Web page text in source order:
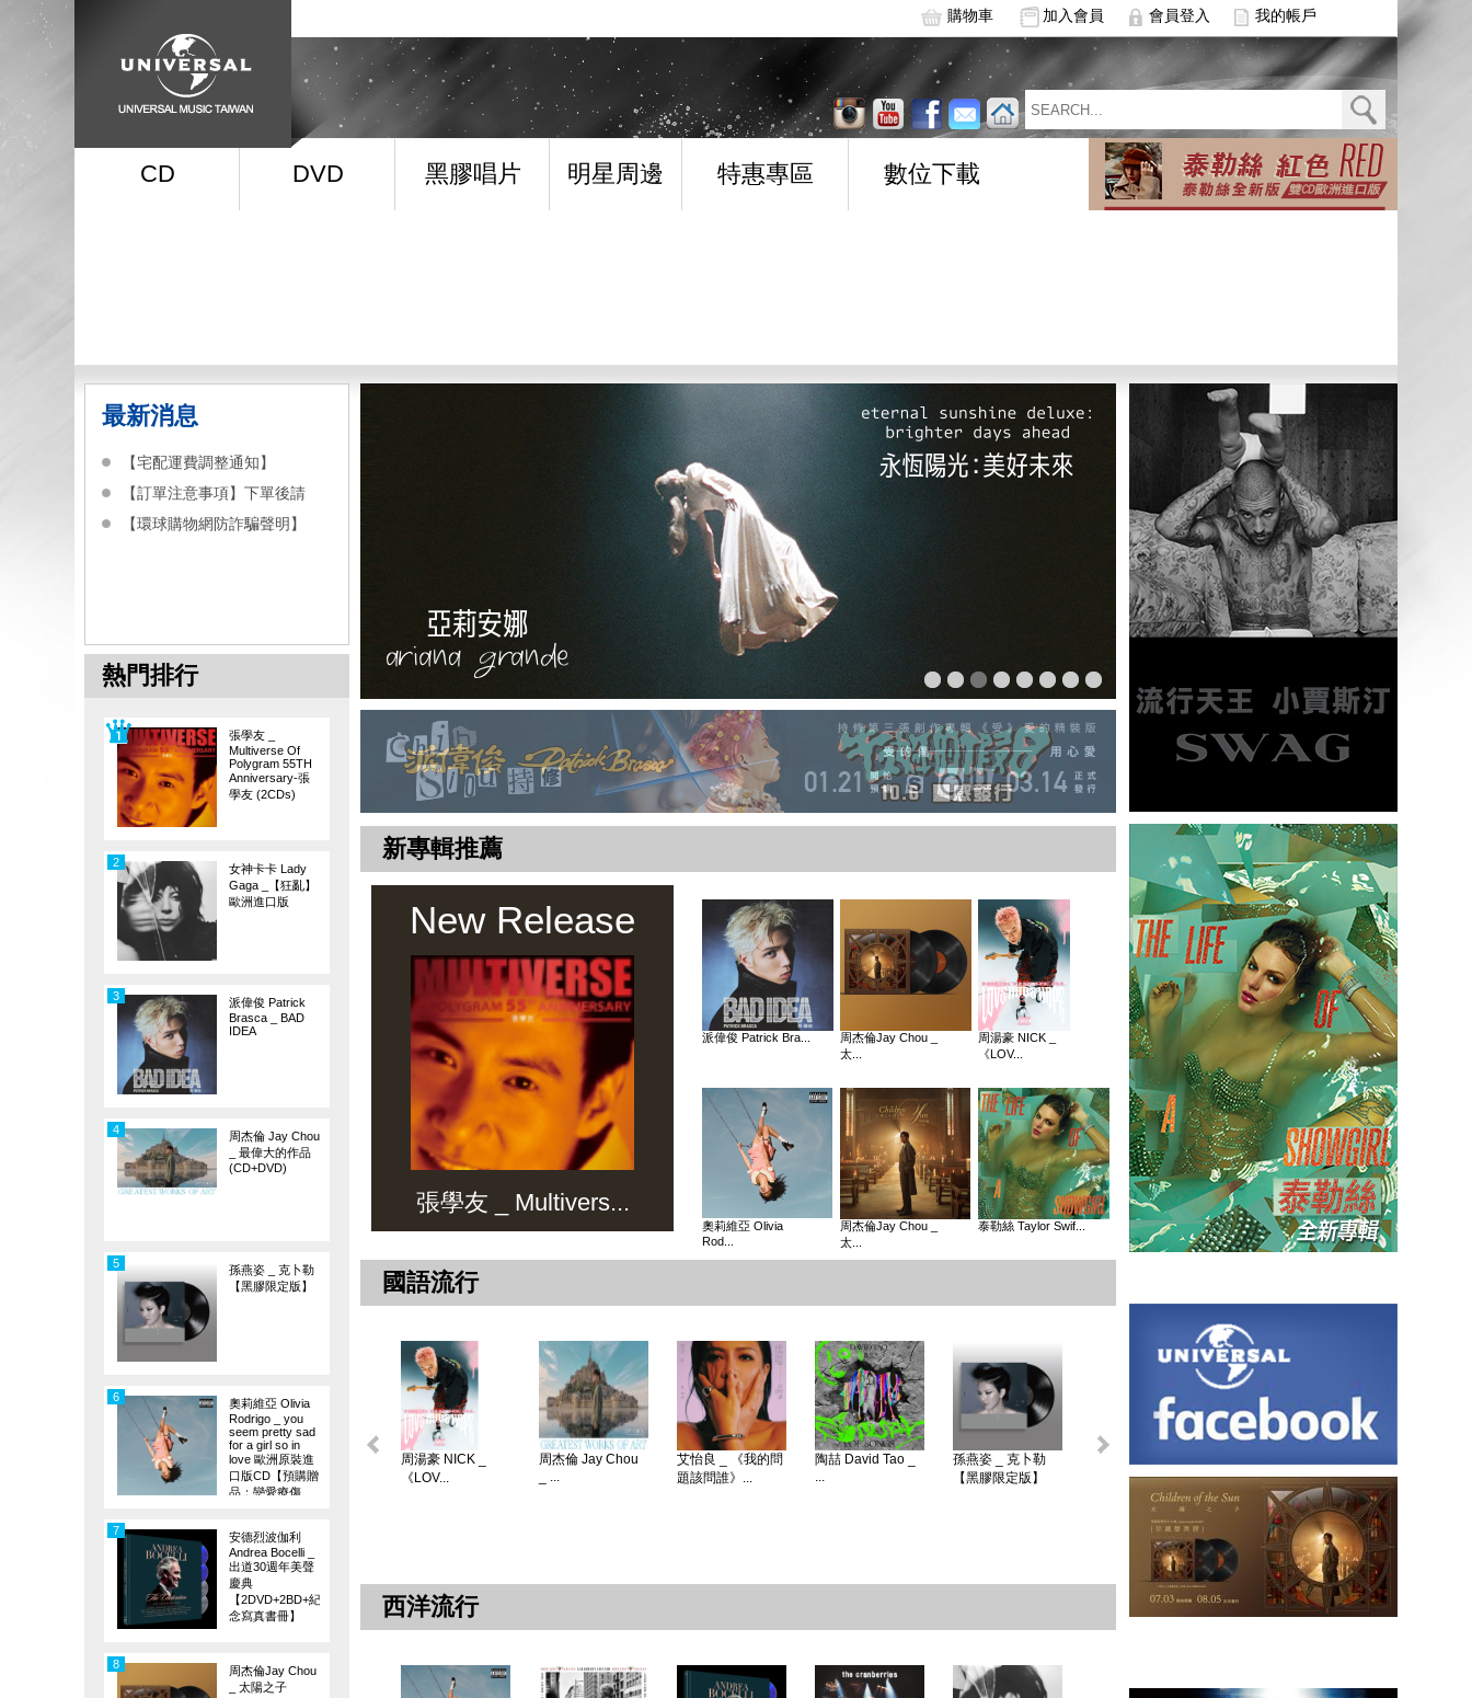
購物車 加入會員 會員登入 我的帳戶
CD DVD 黑膠唱片 明星周邊 特惠專區 數位下載
最新消息
【宅配運費調整通知】
【訂單注意事項】下單後請
【環球購物網防詐騙聲明】
熱門排行
張學友 _
Multiverse Of
Polygram 55TH
Anniversary-張
學友 (2CDs)
女神卡卡 Lady
Gaga _【狂亂】
歐洲進口版
2
派偉俊 Patrick
Brasca _ BAD
IDEA
3
周杰倫 Jay Chou
_ 最偉大的作品
(CD+DVD)
4
孫燕姿 _ 克卜勒
【黑膠限定版】
5
奧莉維亞 Olivia
Rodrigo _ you
seem pretty sad
for a girl so in
love 歐洲原裝進
口版CD【預購贈
品：戀愛療傷
6
安德烈波伽利
Andrea Bocelli _
出道30週年美聲
慶典
【2DVD+2BD+紀
念寫真書冊】
7
周杰倫Jay Chou
_ 太陽之子
8
新專輯推薦
New Release
張學友 _ Multivers...
派偉俊 Patrick Bra...
周杰倫Jay Chou _
太...
周湯豪 NICK _
《LOV...
奧莉維亞 Olivia
Rod...
周杰倫Jay Chou _
太...
泰勒絲 Taylor Swif...
國語流行
周湯豪 NICK _
《LOV...
周杰倫 Jay Chou
_ ...
艾怡良 _ 《我的問
題該問誰》...
陶喆 David Tao _
...
孫燕姿 _ 克卜勒
【黑膠限定版】
西洋流行